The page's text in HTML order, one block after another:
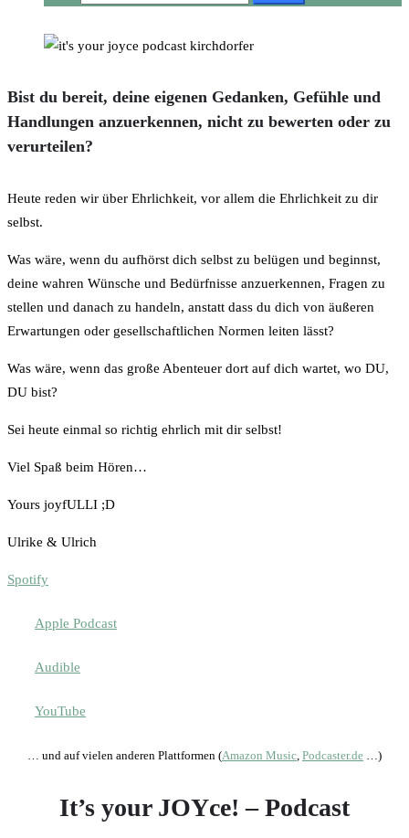
Bist du bereit, deine eigenen Gedanken, Gefühle und
Handlungen anzuerkennen, nicht zu bewerten oder zu
verurteilen?
Heute reden wir über Ehrlichkeit, vor allem die Ehrlichkeit zu dir
selbst.
Was wäre, wenn du aufhörst dich selbst zu belügen und beginnst,
deine wahren Wünsche und Bedürfnisse anzuerkennen, Fragen zu
stellen und danach zu handeln, anstatt dass du dich von äußeren
Erwartungen oder gesellschaftlichen Normen leiten lässt?
Was wäre, wenn das große Abenteuer dort auf dich wartet, wo DU,
DU bist?
Sei heute einmal so richtig ehrlich mit dir selbst!
Viel Spaß beim Hören…
Yours joyfULLI ;D
Ulrike & Ulrich
Spotify
Apple Podcast
Audible
YouTube
… und auf vielen anderen Plattformen (Amazon Music, Podcaster.de …)
It’s your JOYce! – Podcast